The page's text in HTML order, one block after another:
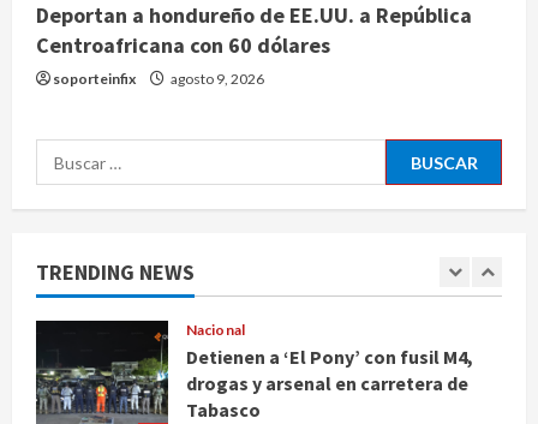
Deportan a hondureño de EE.UU. a República
Centroafricana con 60 dólares
soporteinfix agosto 9, 2026
Buscar:
TRENDING NEWS
Internacional
Colombia respalda soberanía de
Marruecos sobre el Sáhara y busca
1
Deportes Internacional Portada
Fallece Jorge Messi, padre de
Nacional
Detienen a ‘El Pony’ con fusil M4,
drogas y arsenal en carretera de
Tabasco